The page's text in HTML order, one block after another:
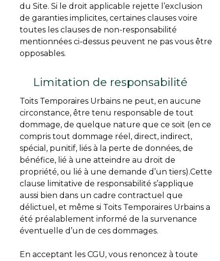
du Site. Si le droit applicable rejette l’exclusion
de garanties implicites, certaines clauses voire
toutes les clauses de non-responsabilité
mentionnées ci-dessus peuvent ne pas vous être
opposables.
Limitation de responsabilité
Toits Temporaires Urbains ne peut, en aucune
circonstance, être tenu responsable de tout
dommage, de quelque nature que ce soit (en ce
compris tout dommage réel, direct, indirect,
spécial, punitif, liés à la perte de données, de
bénéfice, lié à une atteindre au droit de
propriété, ou lié à une demande d’un tiers).Cette
clause limitative de responsabilité s’applique
aussi bien dans un cadre contractuel que
délictuel, et même si Toits Temporaires Urbains a
été préalablement informé de la survenance
éventuelle d’un de ces dommages.
En acceptant les CGU, vous renoncez à toute